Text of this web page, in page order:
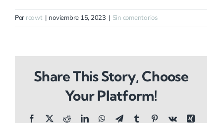
Por rcawt | noviembre 15, 2023 | Sin comentarios
Share This Story, Choose
Your Platform!
Facebook
X RedditLinkedInWhatsApp
TelegramTumblrPinterestVk
Xing